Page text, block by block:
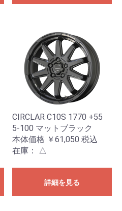
CIRCLAR C10S 1770 +55
5-100 マットブラック
本体価格 ￥61,050 税込
在庫：
△
詳細を見る